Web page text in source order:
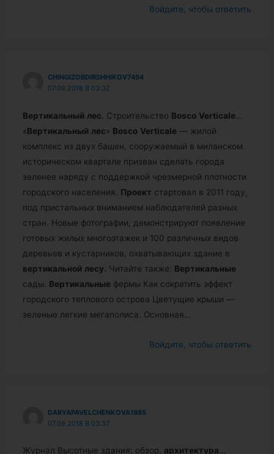
Войдите, чтобы ответить
CHINGIZOBDIRSHHIKOV7494
07.09.2018 В 03:32
Вертикальный лес . Строительство Bosco Verticale
«Вертикальный лес» Bosco Verticale — жилой
комплекс из двух башен, сооружаемый в миланском
историческом квартале призван сделать города
зеленее наряду с поддержкой чрезмерной плотности
городского населения. Проект стартовал в 2011 году,
под пристальных вниманием наблюдателей разных
стран. Новые фотографии, демонстрируют появление
готовых жилых многоэтажек и 100 различных видов
деревьев и кустарников, охватывающих здание в
вертикальной лесу . Читайте также: Вертикальные
сады. Вертикальные фермы Как сократить эффект
городского теплового острова Цветущие крыши —
зеленые легкие мегаполиса. Основная…
Войдите, чтобы ответить
DARYAPAVELCHENKOVA1885
07.09.2018 В 03:37
Журнал Высотные здания: обзор, архитектура…